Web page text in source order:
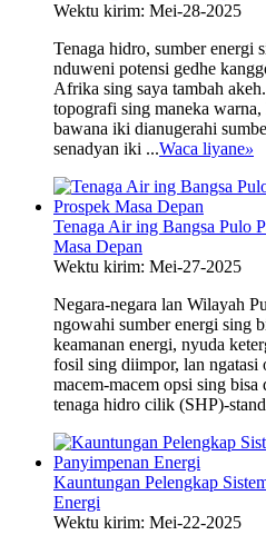
Wektu kirim: Mei-28-2025
Tenaga hidro, sumber energi
nduweni potensi gedhe
Afrika sing saya tambah
topografi sing maneka
bawana iki dianugerahi
senadyan iki ...Waca liyane»
Tenaga Air ing Bangsa Pulo
Masa Depan
Wektu kirim: Mei-27-2025
Negara-negara lan Wilayah
ngowahi sumber energi sing
keamanan energi, nyuda
fosil sing diimpor, lan
macem-macem opsi sing
tenaga hidro cilik (SHP)-
Kauntungan Pelengkap
Energi
Wektu kirim: Mei-22-2025